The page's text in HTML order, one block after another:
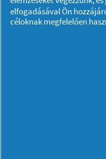
elfogadásával Ön
céloknak megfelelően